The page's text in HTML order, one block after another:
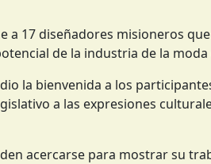
17 diseñadores misioneros
de la industria de la
la bienvenida a los
a las expresiones
acercarse para mostrar su